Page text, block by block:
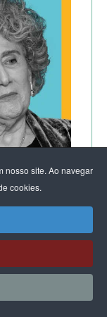
nosso site. Ao navegar
cookies.
a